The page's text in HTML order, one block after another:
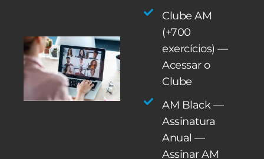
Clube AM
(+700
exercícios) —
Acessar o
Clube
AM Black —
Assinatura
Anual —
Assinar AM